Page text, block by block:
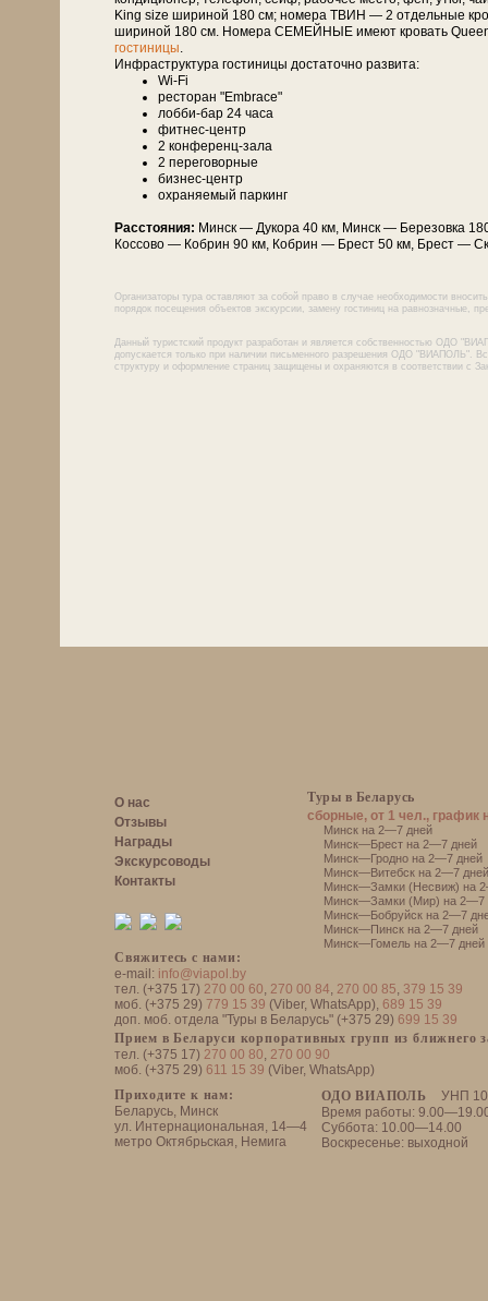
King size шириной 180 см; номера ТВИН — 2 отдельные
шириной 180 см. Номера СЕМЕЙНЫЕ имеют кровать
гостиницы.
Инфраструктура гостиницы достаточно развита:
Wi-Fi
ресторан "Embrace"
лобби-бар 24 часа
фитнес-центр
2 конференц-зала
2 переговорные
бизнес-центр
охраняемый паркинг
Расстояния: Минск — Дукора 40 км, Минск — Бе­ре­зов­ка
Кос­со­во — Ко­брин 90 км, Ко­брин — Брест 50 км, Брест —
Организаторы тура оставляют за собой право в случае необходимости
порядок посещения объектов экскурсии, замену гостиниц на равнозначные,
Данный туристский продукт разработан и является собственностью ОДО
допускается только при наличии письменного разрешения ОДО "ВИАПОЛЬ".
структуру и оформление страниц защищены и охраняются в соответствии с
О нас
Отзывы
Награды
Экскурсоводы
Контакты
Свяжитесь с нами:
e-mail: info@viapol.by
тел. (+375 17) 270 00 60, 270 00 84, 270 00 85, 379 15 39
моб. (+375 29) 779 15 39 (Viber, WhatsApp), 689 15 39
доп. моб. отдела "Туры в Беларусь" (+375 29) 699 15 39
Прием в Беларуси корпоративных групп из ближнего
тел. (+375 17) 270 00 80, 270 00 90
моб. (+375 29) 611 15 39 (Viber, WhatsApp)
ОДО ВИАПОЛЬ
УНП
Время работы:
Суббота: 10.00—14.00
Воскресенье: выходной
Приходите к нам:
Беларусь, Минск
ул. Интернациональная, 14—4
метро Октябрьская, Немига
Туры в Беларусь
сборные, от 1 чел., график
Минск на 2—7 дней
Минск—Брест на 2—7 дней
Минск—Гродно на 2—7 дней
Минск—Витебск на 2—7 дней
Минск—Замки (Несвиж) на
Минск—Замки (Мир) на 2—7
Минск—Бобруйск на 2—7
Минск—Пинск на 2—7 дней
Минск—Гомель на 2—7 дней